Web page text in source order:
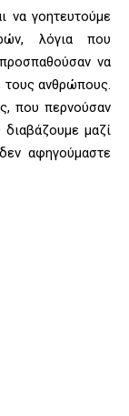
να γοητευτούμε
λόγια που
να
τους ανθρώπους.
που περνούσαν
διαβάζουμε μαζί
αφηγούμαστε